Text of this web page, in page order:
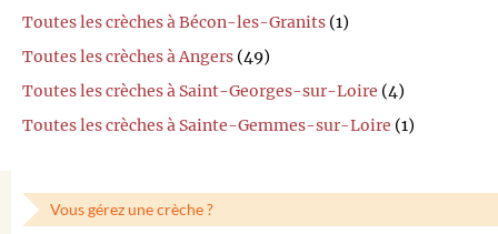
Toutes les crèches à Bécon-les-Granits (1)
Toutes les crèches à Angers (49)
Toutes les crèches à Saint-Georges-sur-Loire (4)
Toutes les crèches à Sainte-Gemmes-sur-Loire (1)
Vous gérez une crèche ?